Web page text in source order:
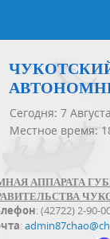
Сегодня: 7 Августа
Местное время:
АППАРАТА
: (42722) 2-90-
: